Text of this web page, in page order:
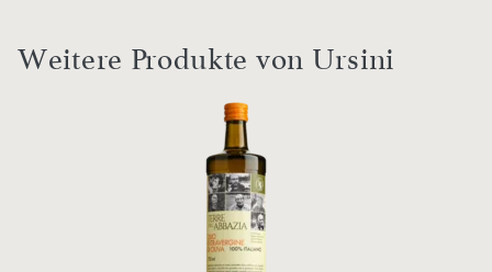
Weitere Produkte von Ursini